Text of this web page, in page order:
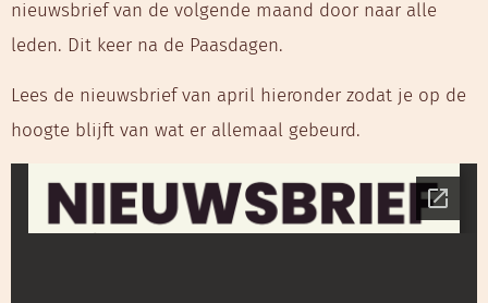
nieuwsbrief van de volgende maand door naar alle
leden. Dit keer na de Paasdagen.
Lees de nieuwsbrief van april hieronder zodat je op de
hoogte blijft van wat er allemaal gebeurd.